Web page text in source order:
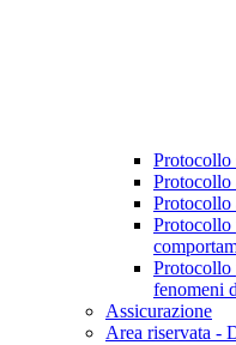
Protocollo
Protocollo
Protocollo
Protocollo
Protocollo
fenomeni
Assicurazione
Area riservata -